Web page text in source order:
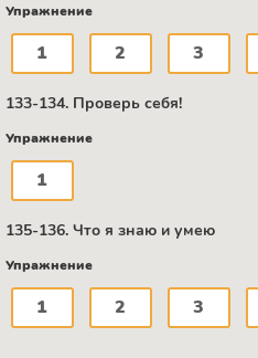
Упражнение
1 2 3
133-134. Проверь себя!
Упражнение
1
135-136. Что я знаю и умею
Упражнение
1 2 3